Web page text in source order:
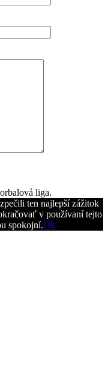
liga.
ten najlepší zážitok
v používaní tejto
spokojní.Ok